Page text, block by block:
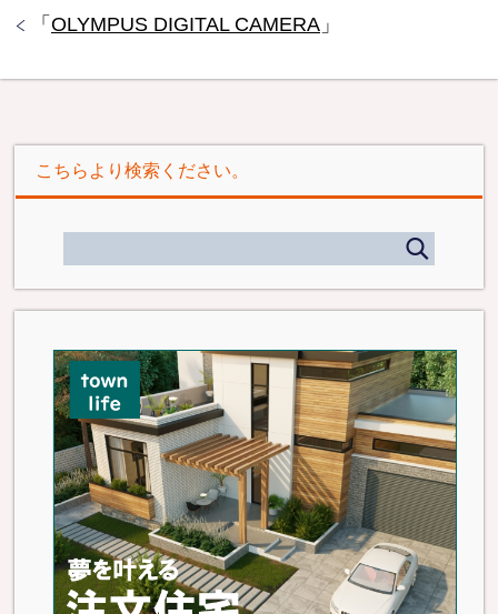
「 OLYMPUS DIGITAL CAMERA 」
こちらより検索ください。